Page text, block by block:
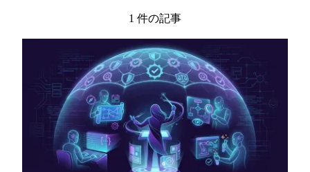
1 件の記事